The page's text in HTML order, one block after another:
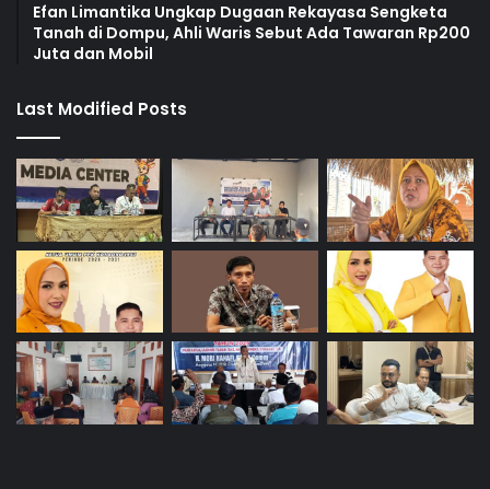
Efan Limantika Ungkap Dugaan Rekayasa Sengketa
Tanah di Dompu, Ahli Waris Sebut Ada Tawaran Rp200
Juta dan Mobil
Last Modified Posts